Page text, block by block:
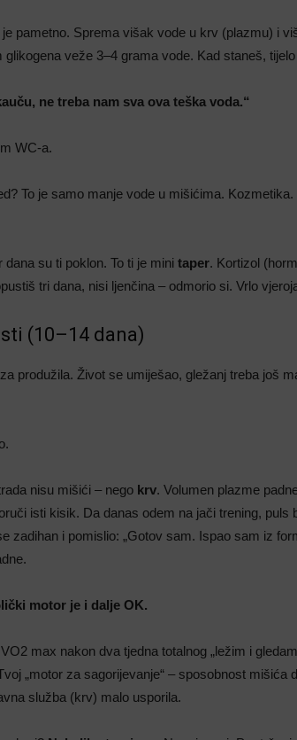
je pametno. Sprema višak vode u krv (plazmu) i
glikogena veže 3–4 grama vode. Kad staneš,
ne treba nam sva ova teška voda.“
WC-a.
To je samo manje vode u mišićima.
su ti poklon. To ti je mini taper. Kortizol
tri dana, nisi ljenčina – odmorio si. Vrlo
(10–14 dana)
produžila. Život se umiješao, gležanj treba još
nisu mišići – nego krv. Volumen plazme
isti kisik. Da danas odem na jači trening, puls
zadihan i pomislio: „Gotov sam. Ispao sam iz
motor je i dalje OK.
max nakon dva tjedna totalnog „ležim i
„motor za sagorijevanje“ – sposobnost mišića
služba (krv) malo usporila.